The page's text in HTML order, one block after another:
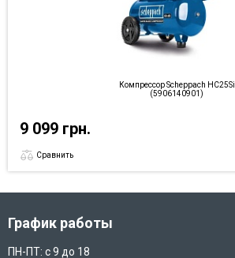
Компрессор Scheppach HC25Si
(5906140901)
9 099 грн.
Сравнить
График работы
ПН-ПТ: с 9 до 18